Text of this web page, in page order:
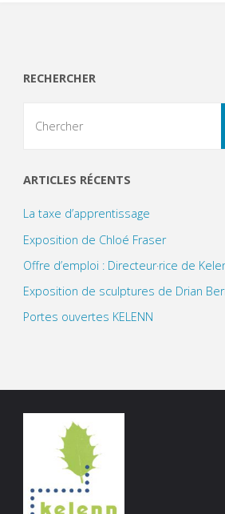
RECHERCHER
ARTICLES RÉCENTS
La taxe d’apprentissage
Exposition de Chloé Fraser
Offre d’emploi : Directeur·rice de
Exposition de sculptures de Drian
Portes ouvertes KELENN